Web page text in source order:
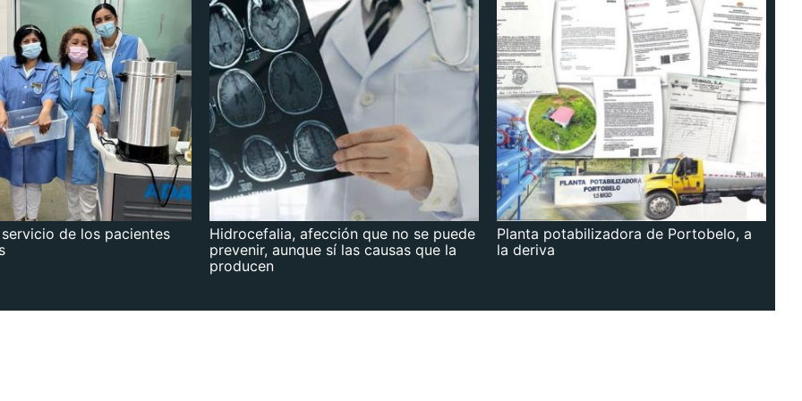
de los pacientes
Hidrocefalia, afección que no se puede
prevenir, aunque sí las causas que la
producen
Planta potabilizadora de Portobelo, a
la deriva